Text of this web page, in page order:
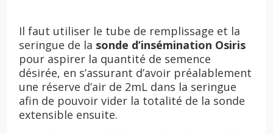
Il faut utiliser le tube de remplissage et la
seringue de la sonde d’insémination Osiris
pour aspirer la quantité de semence
désirée, en s’assurant d’avoir préalablement
une réserve d’air de 2mL dans la seringue
afin de pouvoir vider la totalité de la sonde
extensible ensuite.